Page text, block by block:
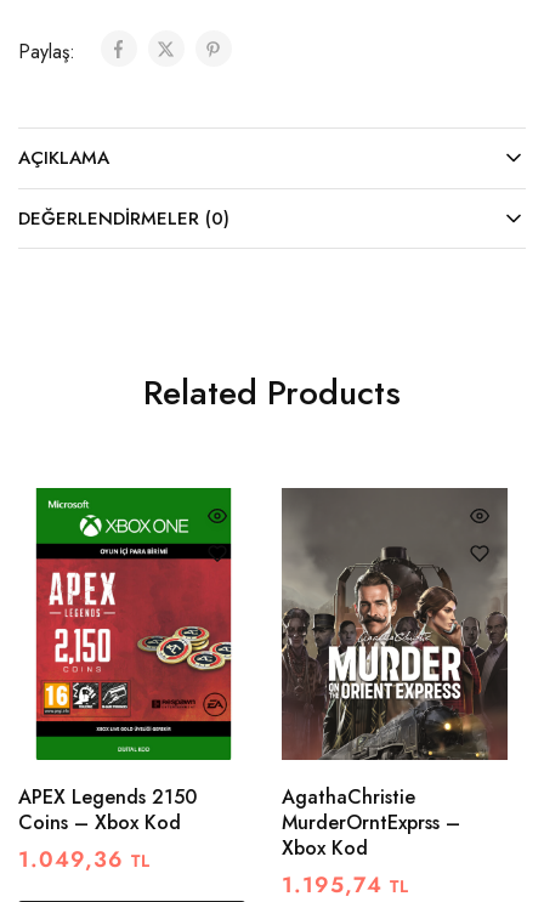
Paylaş:
AÇIKLAMA
DEĞERLENDIRMELER (0)
Related Products
APEX Legends 2150
Coins – Xbox Kod
1.049,36 TL
AgathaChristie
MurderOrntExprss –
Xbox Kod
1.195,74 TL